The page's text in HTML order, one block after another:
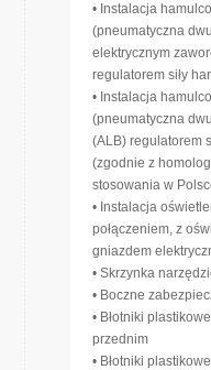
• Instalacja
(pneumatyczna
elektrycznym
regulatorem siły
• Instalacja
(pneumatyczna
(ALB) regulatorem
(zgodnie z
stosowania w
• Instalacja
połączeniem, z
gniazdem
• Skrzynka
• Boczne
• Błotniki
przednim
• Błotniki